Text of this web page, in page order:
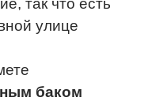
так что есть
улице
баком